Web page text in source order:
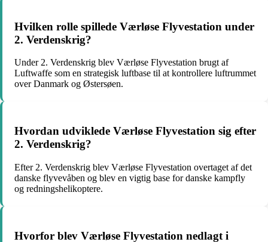
Hvilken rolle spillede Værløse Flyvestation under
2. Verdenskrig?
Under 2. Verdenskrig blev Værløse Flyvestation brugt af
Luftwaffe som en strategisk luftbase til at kontrollere luftrummet
over Danmark og Østersøen.
Hvordan udviklede Værløse Flyvestation sig efter
2. Verdenskrig?
Efter 2. Verdenskrig blev Værløse Flyvestation overtaget af det
danske flyvevåben og blev en vigtig base for danske kampfly
og redningshelikoptere.
Hvorfor blev Værløse Flyvestation nedlagt i